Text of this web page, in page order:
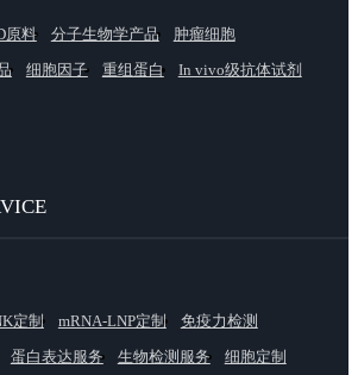
原料 分子生物学产品
肿瘤细胞
细胞因子 重组蛋白 In vivo级抗体试剂
定制 mRNA-LNP定制
免疫力检测
蛋白表达服务 生物检测服务 细胞定制